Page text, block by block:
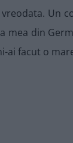
Un
mea din
ai facut o